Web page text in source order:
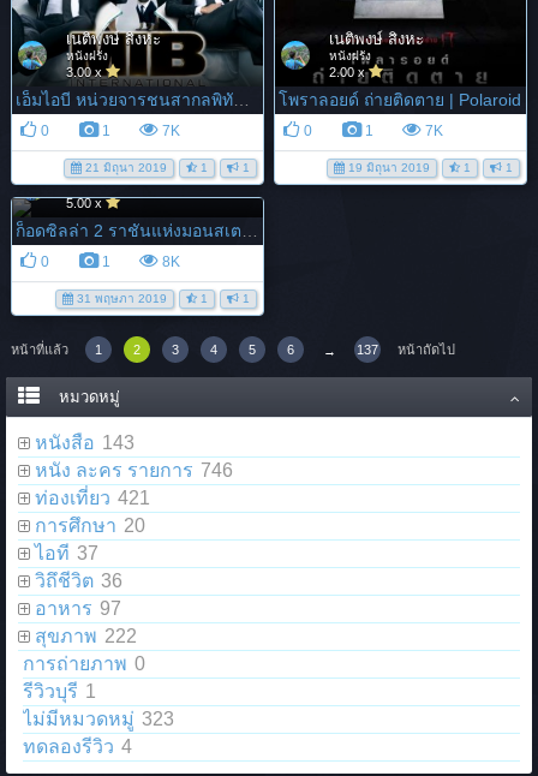
เนติพงษ์ สิงหะ
หนังฝรั่ง
3.00 x
0 1 7K
21 มิถุนา 2019 1 1
เนติพงษ์ สิงหะ
หนังฝรั่ง
2.00 x
โพราลอยด์ ถ่ายติดตาย | Polaroid
0 1 7K
19 มิถุนา 2019 1 1
เนติพงษ์ สิงหะ
หนังฝรั่ง
5.00 x
ก็อดซิลล่า 2 ราชันแห่งมอนสเตอร์ | GODZILLA II: Kings of...
0 1 8K
31 พฤษภา 2019 1 1
หน้าที่แล้ว 1 2 3 4 5 6 → 137 หน้าถัดไป
หมวดหมู่
หนังสือ 143
หนัง ละคร รายการ 746
ท่องเที่ยว 421
การศึกษา 20
ไอที 37
วิถึชีวิต 36
อาหาร 97
สุขภาพ 222
การถ่ายภาพ 0
รีวิวบุรี 1
ไม่มีหมวดหมู่ 323
ทดลองรีวิว 4